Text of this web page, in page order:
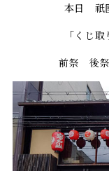
本日 祇
「くじ
前祭 後祭